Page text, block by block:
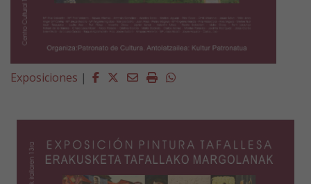
Exposiciones | Facebook
Twitter
EmailImprimirWhatsapp